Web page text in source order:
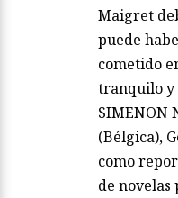
Maigret
puede
cometido
tranquilo y
SIMENON
(Bélgica),
como
de novelas